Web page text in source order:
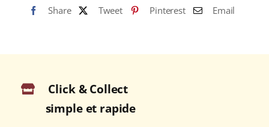
43,5%
Scotch
(ÉCOSSE)
Share
Tweet Pinterest Email
Click & Collect
simple et rapide